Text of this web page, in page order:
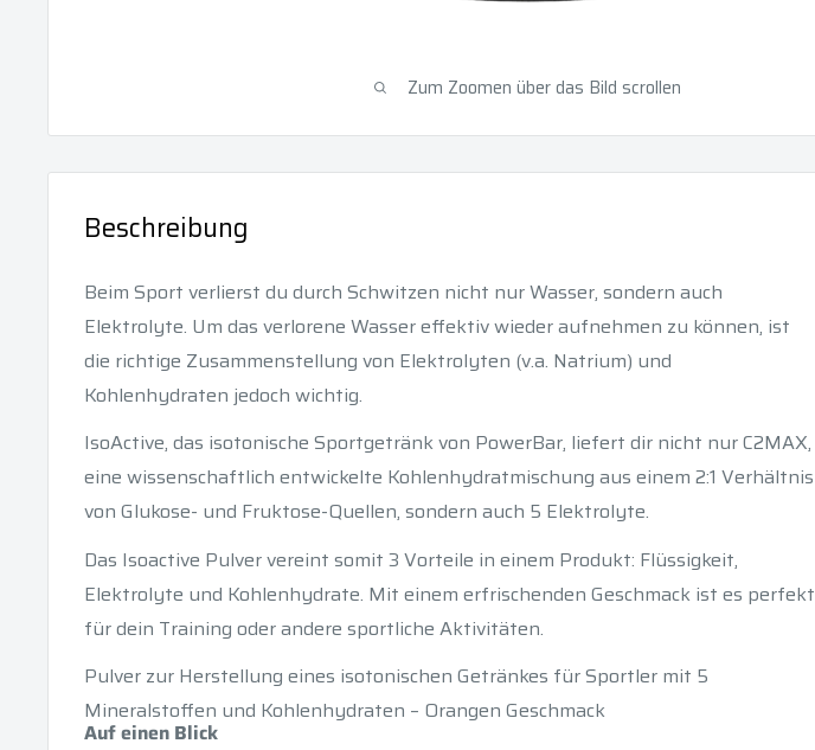
Zum Zoomen über das Bild scrollen
Beschreibung
Beim Sport verlierst du durch Schwitzen nicht nur Wasser, sondern auch
Elektrolyte. Um das verlorene Wasser effektiv wieder aufnehmen zu können, ist
die richtige Zusammenstellung von Elektrolyten (v.a. Natrium) und
Kohlenhydraten jedoch wichtig.
IsoActive, das isotonische Sportgetränk von PowerBar, liefert dir nicht nur C2MAX,
eine wissenschaftlich entwickelte Kohlenhydratmischung aus einem 2:1 Verhältnis
von Glukose- und Fruktose-Quellen, sondern auch 5 Elektrolyte.
Das Isoactive Pulver vereint somit 3 Vorteile in einem Produkt: Flüssigkeit,
Elektrolyte und Kohlenhydrate. Mit einem erfrischenden Geschmack ist es perfekt
für dein Training oder andere sportliche Aktivitäten.
Pulver zur Herstellung eines isotonischen Getränkes für Sportler mit 5
Mineralstoffen und Kohlenhydraten – Orangen Geschmack
Auf einen Blick